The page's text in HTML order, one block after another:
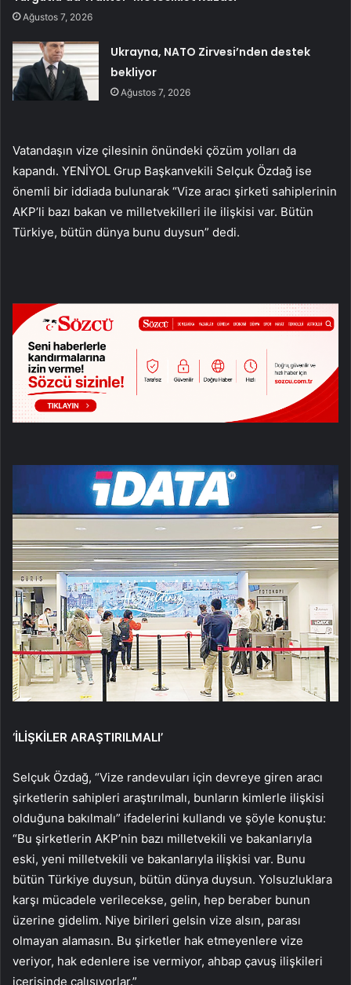
Ağustos 7, 2026
Ukrayna, NATO Zirvesi’nden destek
bekliyor
Ağustos 7, 2026
Vatandaşın vize çilesinin önündeki çözüm yolları da
kapandı. YENİYOL Grup Başkanvekili Selçuk Özdağ ise
önemli bir iddiada bulunarak “Vize aracı şirketi sahiplerinin
AKP’li bazı bakan ve milletvekilleri ile ilişkisi var. Bütün
Türkiye, bütün dünya bunu duysun” dedi.
‘İLİŞKİLER ARAŞTIRILMALI’
Selçuk Özdağ, “Vize randevuları için devreye giren aracı
şirketlerin sahipleri araştırılmalı, bunların kimlerle ilişkisi
olduğuna bakılmalı” ifadelerini kullandı ve şöyle konuştu:
“Bu şirketlerin AKP’nin bazı milletvekili ve bakanlarıyla
eski, yeni milletvekili ve bakanlarıyla ilişkisi var. Bunu
bütün Türkiye duysun, bütün dünya duysun. Yolsuzluklara
karşı mücadele verilecekse, gelin, hep beraber bunun
üzerine gidelim. Niye birileri gelsin vize alsın, parası
olmayan alamasın. Bu şirketler hak etmeyenlere vize
veriyor, hak edenlere ise vermiyor, ahbap çavuş ilişkileri
içerisinde çalışıyorlar.”